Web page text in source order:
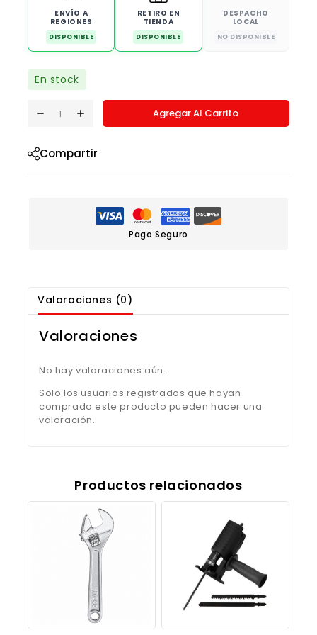
ENVÍO A
REGIONES
DISPONIBLE
RETIRO EN
TIENDA
DISPONIBLE
DESPACHO
LOCAL
NO DISPONIBLE
En stock
Agregar Al Carrito
Compartir
Pago Seguro
Valoraciones (0)
Valoraciones
No hay valoraciones aún.
Solo los usuarios registrados que hayan
comprado este producto pueden hacer una
valoración.
Productos relacionados